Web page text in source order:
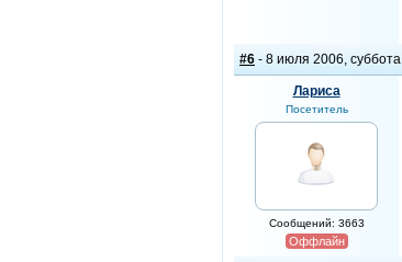
#6 - 8 июля 2006, суббота
Лариса
Посетитель
Сообщений: 3663
Оффлайн